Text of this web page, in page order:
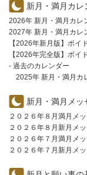
新月・満月カレ
2026年 新月・満月カレ
2027年 新月・満月カレ
【2026年新月版】ボイ
【2026年完全版】ボイ
- 過去のカレンダー
2025年 新月・満月カ
新月・満月メッ
２０２６年８月満月メ
２０２６年８月新月メ
２０２６年７月満月メ
２０２６年７月新月メ